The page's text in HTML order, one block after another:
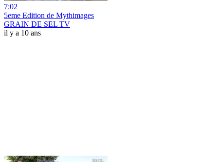
7:02
5eme Edition de Mythimages
GRAIN DE SEL TV
il y a 10 ans